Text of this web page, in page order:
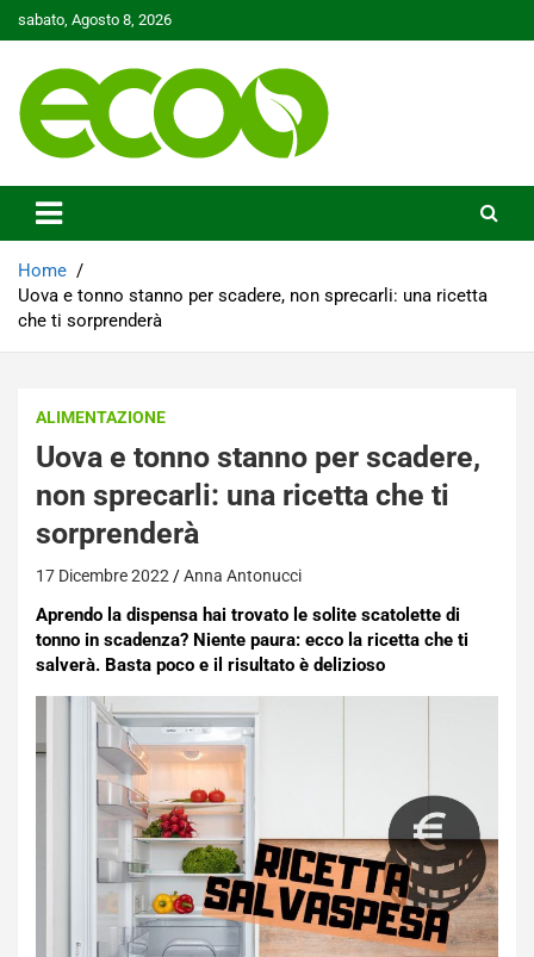
to
sabato, Agosto 8, 2026
Ecoo.it
Home
Uova e tonno stanno per scadere, non sprecarli: una ricetta
che ti sorprenderà
ALIMENTAZIONE
Uova e tonno stanno per scadere,
non sprecarli: una ricetta che ti
sorprenderà
17 Dicembre 2022 Anna Antonucci
Aprendo la dispensa hai trovato le solite scatolette di
tonno in scadenza? Niente paura: ecco la ricetta che ti
salverà. Basta poco e il risultato è delizioso